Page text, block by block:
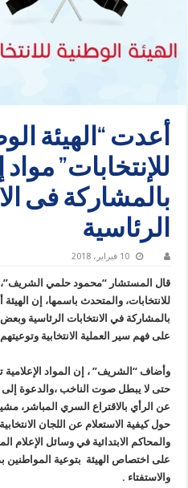
أعدت “الهيئة
للإنتخابات” مواد
بالمشاركة فى
الرئاسية
10 فبراير، 2018
قال المستشار “محمود حلمي الشريف”،
للانتخابات، والمتحدث باسمها، إن
بالمشاركة في الانتخابات الرئاسية
على فهم سير العملية الانتخابية
وأضاف “الشريف” ، إن المواد الإعلامية
حتى لا يبطل صوت الناخب ،والدعوة إلى
عن الرأي بالاقتراع السري المباشر،
حول كيفية الاستعلام عن اللجان
والمحاكم الابتدائية في وسائل الإعلام
على اختصاص الهيئة بتوعية المواطنين
والاستفتاء .